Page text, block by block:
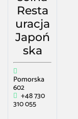
Resta
uracja
Japoń
ska
Pomorska
602
+48 730
310 055